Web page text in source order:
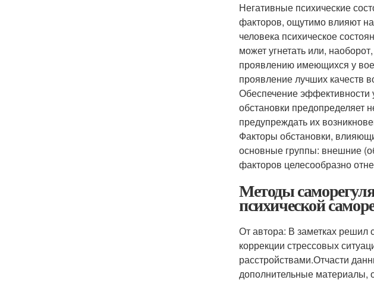
Негативные психические
факторов, ощутимо влияют
человека психическое
может угнетать или,
проявлению имеющихся у
проявление лучших качеств
Обеспечение
обстановки предопределяет
предупреждать их
Факторы обстановки,
основные группы: внешние
факторов целесообразно
Методы
психической
От автора: В заметках
коррекции стрессовых
расстройствами.Отчасти
дополнительные материалы,